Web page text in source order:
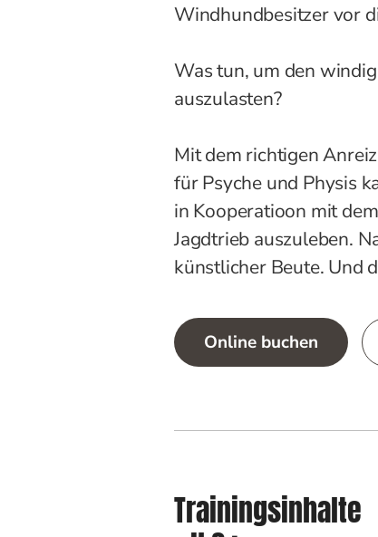
Windhundbesitzer vor
Was tun, um den
auszulasten?
Mit dem richtigen
für Psyche und Physis
in Kooperatioon mit
Jagdtrieb auszuleben.
künstlicher Beute. Und
Online buchen
Trainingsinhalte